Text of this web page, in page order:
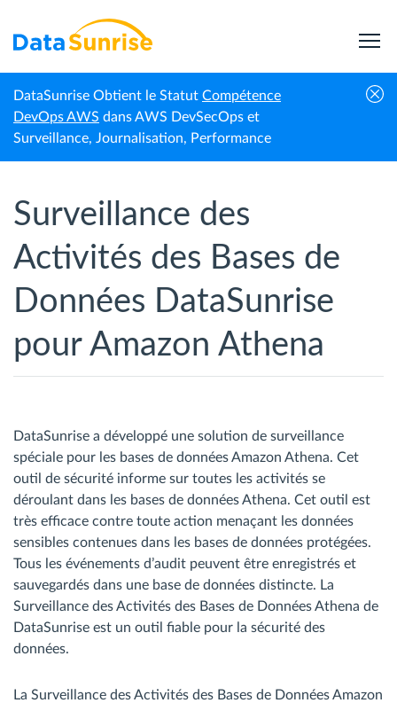
DataSunrise Obtient le Statut Compétence
DevOps AWS dans AWS DevSecOps et
Surveillance, Journalisation, Performance
Accueil Amazon Athena Surveillance des activités
Surveillance des
Activités des Bases de
Données DataSunrise
pour Amazon Athena
DataSunrise a développé une solution de surveillance
spéciale pour les bases de données Amazon Athena. Cet
outil de sécurité informe sur toutes les activités se
déroulant dans les bases de données Athena. Cet outil est
très efficace contre toute action menaçant les données
sensibles contenues dans les bases de données protégées.
Tous les événements d’audit peuvent être enregistrés et
sauvegardés dans une base de données distincte. La
Surveillance des Activités des Bases de Données Athena de
DataSunrise est un outil fiable pour la sécurité des
données.
La Surveillance des Activités des Bases de Données Amazon